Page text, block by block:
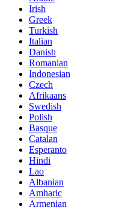
Irish
Greek
Turkish
Italian
Danish
Romanian
Indonesian
Czech
Afrikaans
Swedish
Polish
Basque
Catalan
Esperanto
Hindi
Lao
Albanian
Amharic
Armenian